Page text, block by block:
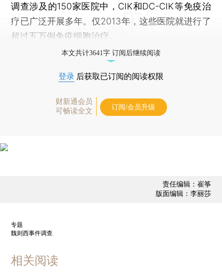
调查涉及的150家医院中，CIK和DC-CIK等免疫治
疗已广泛开展多年。仅2013年，这些医院就进行了
超过五万例免疫细胞治疗。
本文共计3641字 订阅后继续阅读
登录 后获取已订阅的阅读权限
财新通会员
可畅读全文
订阅/会员升级
责任编辑：崔筝
版面编辑：李丽莎
专题
魏则西事件调查
相关阅读